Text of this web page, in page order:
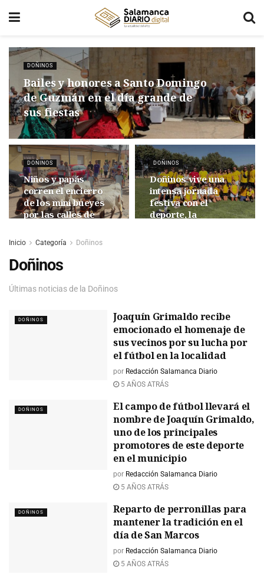
DOÑINOS
Bailes y honores a Santo Domingo
de Guzmán en el día grande de
sus fiestas
DOÑINOS
Niños y papás
corren el encierro
de los mini bueyes
por las calles de
DOÑINOS
Doñinos vive una
intensa jornada
festiva con el
deporte, la
Inicio Categoría Doñinos
Doñinos
Últimas noticias de la Doñinos
DOÑINOS
Joaquín Grimaldo recibe
emocionado el homenaje de
sus vecinos por su lucha por
el fútbol en la localidad
por Redacción Salamanca Diario
5 AÑOS ATRÁS
DOÑINOS
El campo de fútbol llevará el
nombre de Joaquín Grimaldo,
uno de los principales
promotores de este deporte
en el municipio
por Redacción Salamanca Diario
5 AÑOS ATRÁS
DOÑINOS
Reparto de perronillas para
mantener la tradición en el
día de San Marcos
por Redacción Salamanca Diario
5 AÑOS ATRÁS